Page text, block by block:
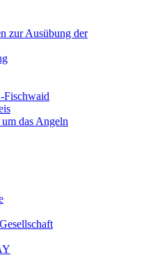
zur Ausübung der
Fischwaid
das Angeln